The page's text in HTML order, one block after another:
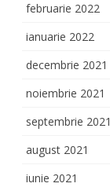
februarie 2022
ianuarie 2022
decembrie 2021
noiembrie 2021
septembrie 2021
august 2021
iunie 2021